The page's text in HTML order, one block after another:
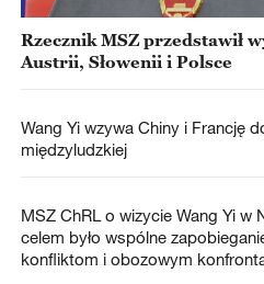
Rzecznik MSZ przedstawił
Austrii, Słowenii i Polsce
Wang Yi wzywa Chiny i Francję
międzyludzkiej
MSZ ChRL o wizycie Wang Yi w
celem było wspólne
konfliktom i obozowym